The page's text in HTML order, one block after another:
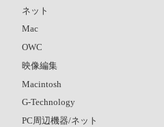
ネット
Mac
OWC
映像編集
Macintosh
G-Technology
PC周辺機器/ネット